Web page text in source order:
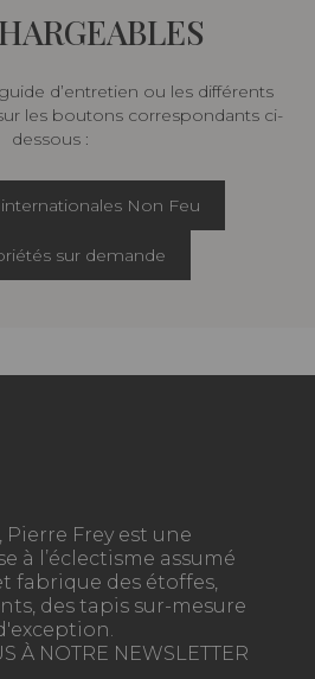
d’entretien ou les différents
les boutons correspondants ci-
dessous :
Non Feu
sur demande
Pierre Frey est une
à l’éclectisme assumé
fabrique des étoffes,
des tapis sur-mesure
À NOTRE NEWSLETTER